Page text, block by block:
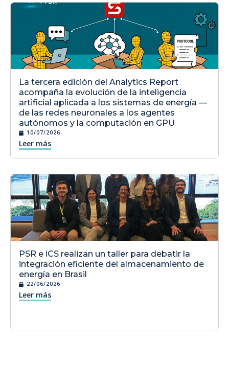
La tercera edición del Analytics Report
acompaña la evolución de la inteligencia
artificial aplicada a los sistemas de energía —
de las redes neuronales a los agentes
autónomos y la computación en GPU
10/07/2026
Leer más
PSR e iCS realizan un taller para debatir la
integración eficiente del almacenamiento de
energía en Brasil
22/06/2026
Leer más